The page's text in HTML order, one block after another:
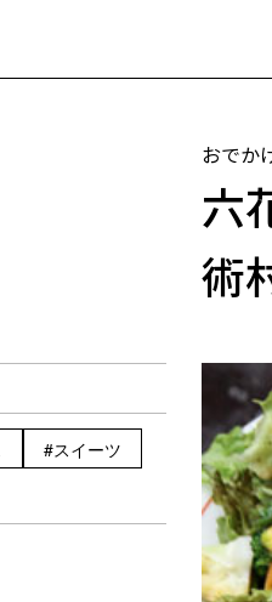
おでか
六
術
スイーツ